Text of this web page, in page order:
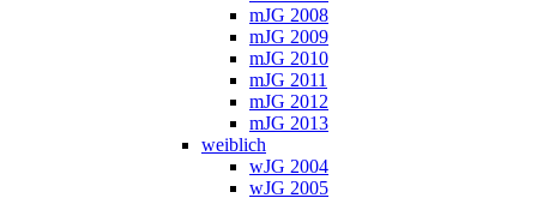
mJG 2008
mJG 2009
mJG 2010
mJG 2011
mJG 2012
mJG 2013
weiblich
wJG 2004
wJG 2005